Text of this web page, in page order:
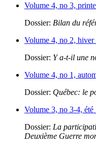
Volume 4, no 3,
Dossier: Bilan du
Volume 4, no 2, hiver
Dossier: Y a-t-il une
Volume 4, no 1,
Dossier: Québec: le
Volume 3, no 3-4, été
Dossier: La
Deuxième Guerre